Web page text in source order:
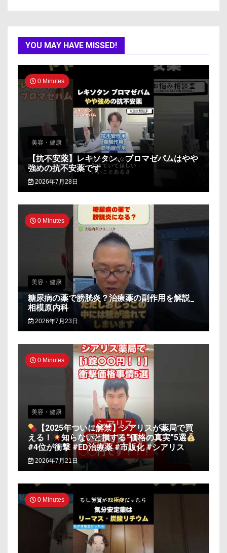
YOU MAY HAVE MISSED!
0 Minutes
美容・健康
【抗不安薬】レキソタン、ブロマゼパムはやや
強めの抗不安薬です
2026年7月28日
0 Minutes
美容・健康
糖尿病の薬で膀胱炎？治療薬の副作用を解説_
相模原内科
2026年7月23日
0 Minutes
美容・健康
【2025年ついに解禁】シアリスが薬局で買
える！
知らないと損する“価格の真実”5選
#4位が衝撃 #ED治療薬 #市販化 #シアリス
2026年7月21日
0 Minutes